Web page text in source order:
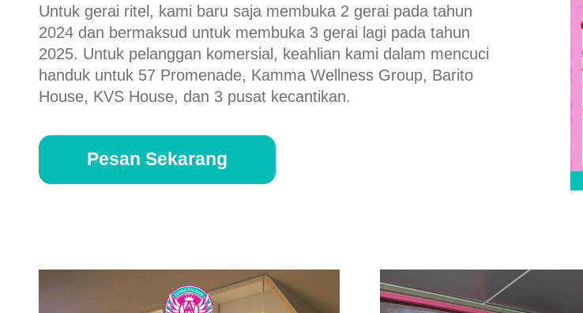
Untuk gerai ritel, kami baru saja membuka 2 gerai pada tahun
2024 dan bermaksud untuk membuka 3 gerai lagi pada tahun
2025. Untuk pelanggan komersial, keahlian kami dalam mencuci
handuk untuk 57 Promenade, Kamma Wellness Group, Barito
House, KVS House, dan 3 pusat kecantikan.
Pesan Sekarang